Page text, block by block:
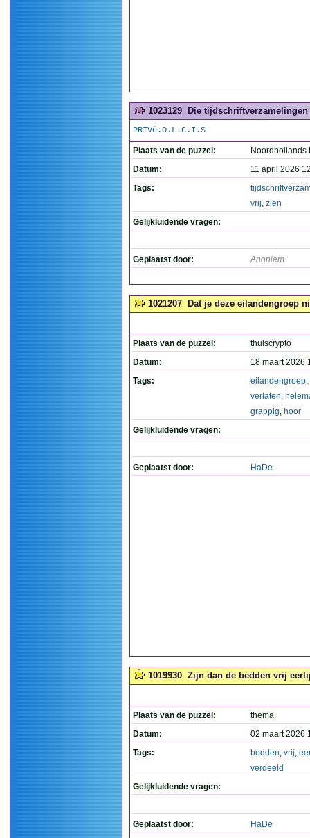
1023129 Die
PRIVé.O.L.C.I.S
Plaats van de puzzel:
Noordhollands
Datum:
11 april 2026
Tags:
vrij, zien
Gelijkluidende vragen:
Geplaatst door: Anoniem
1021207 Dat je deze eilandengroep
Plaats van de puzzel:
thuiscrypto
Datum:
18 maart 2026
Tags:
eilandengroep,
verlaten,
grappig, hoor
Gelijkluidende vragen:
Geplaatst door: HaDe
1019930 Zijn dan de bedden vrij
Plaats van de puzzel:
thema
Datum:
02 maart 2026
Tags:
bedden, vrij,
verdeeld
Gelijkluidende vragen:
Geplaatst door: HaDe